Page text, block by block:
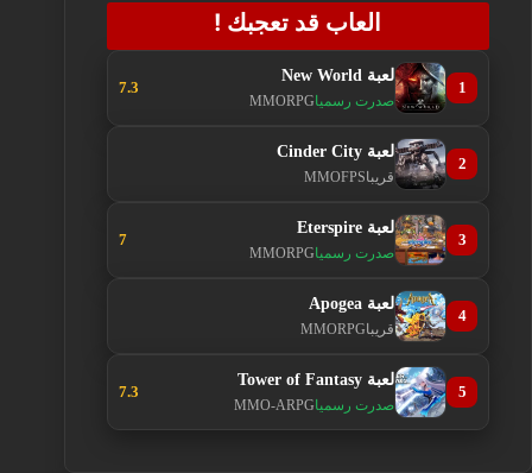
العاب قد تعجبك !
1
لعبة New World
صدرت رسمياMMORPG
7.3
2
لعبة Cinder City
قريباMMOFPS
3
لعبة Eterspire
صدرت رسمياMMORPG
7
4
لعبة Apogea
قريباMMORPG
5
لعبة Tower of Fantasy
صدرت رسمياMMO-ARPG
7.3